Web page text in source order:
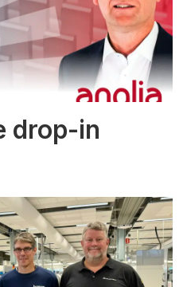
drop-in